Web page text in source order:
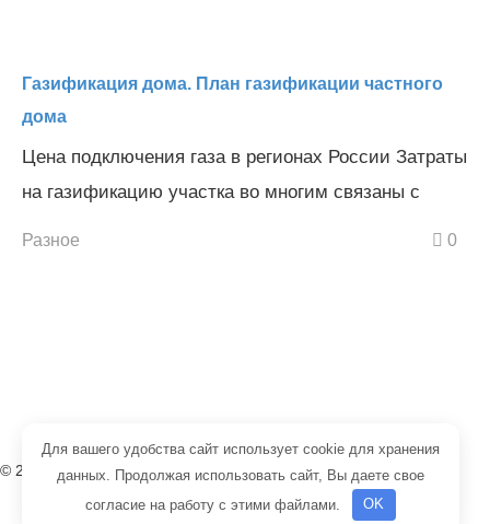
Газификация дома. План газификации частного
дома
Цена подключения газа в регионах России Затраты
на газификацию участка во многим связаны с
Разное 0
© 2008-2026 редакция портала «Тепло Проект»
Для вашего удобства сайт использует cookie для хранения
данных. Продолжая использовать сайт, Вы даете свое
согласие на работу с этими файлами.
OK